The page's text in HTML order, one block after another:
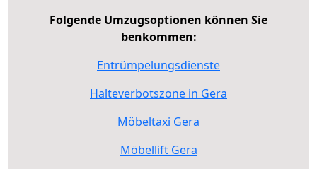
Folgende Umzugsoptionen können Sie
benkommen:
Entrümpelungsdienste
Halteverbotszone in Gera
Möbeltaxi Gera
Möbellift Gera